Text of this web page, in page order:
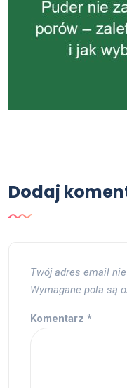
Dodaj
Twój adres email
Wymagane pola są
Komentarz *